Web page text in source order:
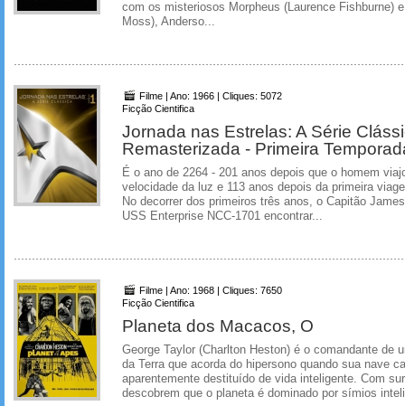
com os misteriosos Morpheus (Laurence Fishburne)
Moss), Anderso...
Filme | Ano: 1966 | Cliques: 5072
Ficção Cientifica
Jornada nas Estrelas: A Série
Remasterizada - Primeira
É o ano de 2264 - 201 anos depois que o homem
velocidade da luz e 113 anos depois da primeira
No decorrer dos primeiros três anos, o Capitão
USS Enterprise NCC-1701 encontrar...
Filme | Ano: 1968 | Cliques: 7650
Ficção Cientifica
Planeta dos Macacos, O
George Taylor (Charlton Heston) é o comandante de
da Terra que acorda do hipersono quando sua nave
aparentemente destituído de vida inteligente. Com
descobrem que o planeta é dominado por símios